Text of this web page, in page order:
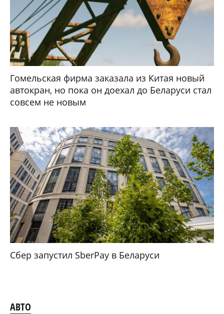
Гомельская фирма заказала из Китая новый
автокран, но пока он доехал до Беларуси стал
совсем не новым
Сбер запустил SberPay в Беларуси
АВТО